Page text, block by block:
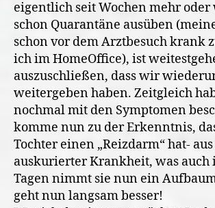
eigentlich seit Wochen mehr
schon Quarantäne ausüben
schon vor dem Arztbesuch krank
ich im HomeOffice), ist
auszuschließen, dass wir
weitergeben haben. Zeitgleich
nochmal mit den Symptomen
komme nun zu der Erkenntnis,
Tochter einen „Reizdarm“ hat-
auskurierter Krankheit, was auch
Tagen nimmt sie nun ein
geht nun langsam besser!